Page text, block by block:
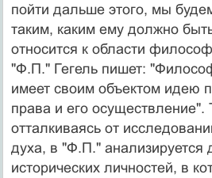
пойти дальше этого, мы
таким, каким ему должно
относит­ся к области
"Ф.П." Гегель пишет:
имеет своим объ­ектом идею
права и его осуществле­ние".
отталкиваясь от
духа, в "Ф.П." анализируется
исторических личностей, в